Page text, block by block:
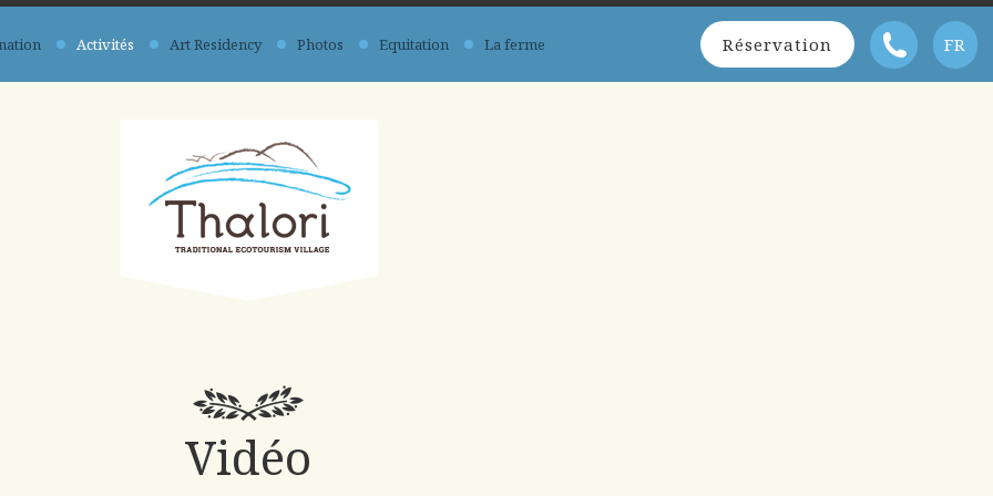
Activités Art Residency Photos Equitation La ferme Réservation FR
Vidéo